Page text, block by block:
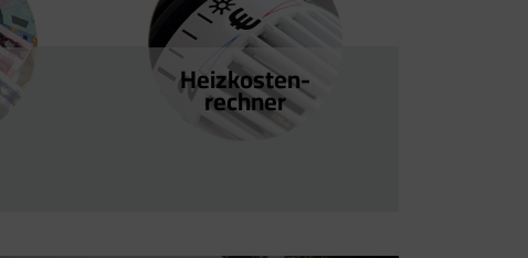
Heizkosten­
rechner